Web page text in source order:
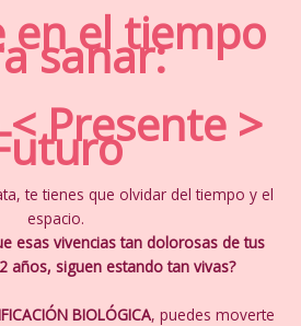
en el tiempo
sanar:
Presente >
te tienes que olvidar del tiempo y el
espacio.
esas vivencias tan dolorosas de tus
años, siguen estando tan vivas?
BIOLÓGICA, puedes moverte